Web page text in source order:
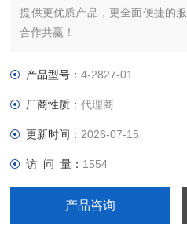
提供更优质产品，更全面便捷的
合作共赢！
产品型号：4-2827-01
厂商性质：代理商
更新时间： 2026-07-15
访 问 量： 1554
产品咨询